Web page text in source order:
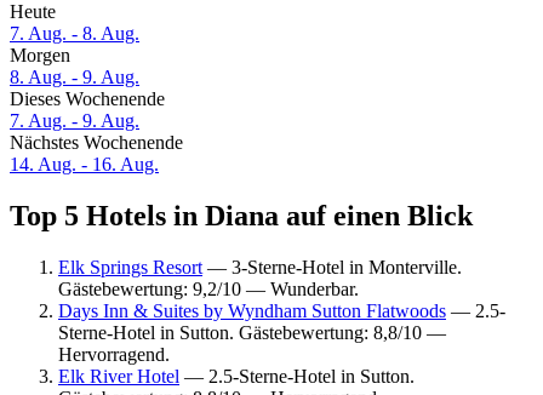
Heute
7. Aug. - 8. Aug.
Morgen
8. Aug. - 9. Aug.
Dieses Wochenende
7. Aug. - 9. Aug.
Nächstes Wochenende
14. Aug. - 16. Aug.
Top 5 Hotels in Diana auf einen Blick
Elk Springs Resort — 3-Sterne-Hotel in Monterville.
Gästebewertung: 9,2/10 — Wunderbar.
Days Inn & Suites by Wyndham Sutton Flatwoods — 2.5-
Sterne-Hotel in Sutton. Gästebewertung: 8,8/10 —
Hervorragend.
Elk River Hotel — 2.5-Sterne-Hotel in Sutton.